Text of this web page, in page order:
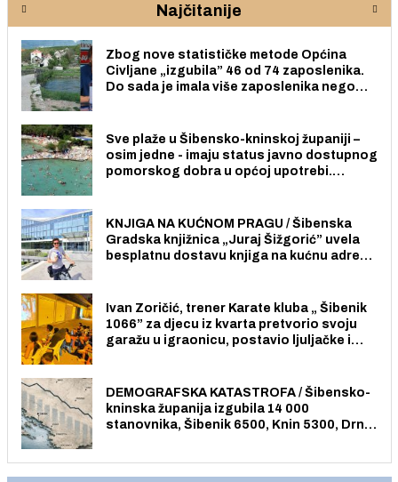
Najčitanije
Zbog nove statističke metode Općina
Civljane „izgubila” 46 od 74 zaposlenika.
Do sada je imala više zaposlenika nego
Sve plaže u Šibensko-kninskoj županiji –
osim jedne - imaju status javno dostupnog
pomorskog dobra u općoj upotrebi.
KNJIGA NA KUĆNOM PRAGU / Šibenska
Gradska knjižnica „Juraj Šižgorić” uvela
besplatnu dostavu knjiga na kućnu adresu
Ivan Zoričić, trener Karate kluba „ Šibenik
1066” za djecu iz kvarta pretvorio svoju
garažu u igraonicu, postavio ljuljačke i
DEMOGRAFSKA KATASTROFA / Šibensko-
kninska županija izgubila 14 000
stanovnika, Šibenik 6500, Knin 5300, Drniš